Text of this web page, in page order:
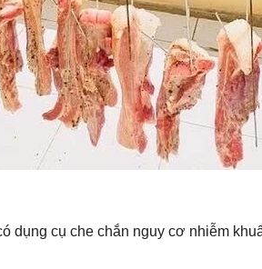
dụng cụ che chắn nguy cơ nhiễm